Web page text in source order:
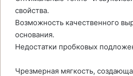
свойства.
Возможность качественного
основания.
Недостатки пробковых
Чрезмерная мягкость,